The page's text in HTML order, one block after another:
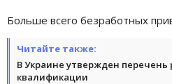
Больше всего безработных
Читайте также:
В Украине утвержден
квалификации